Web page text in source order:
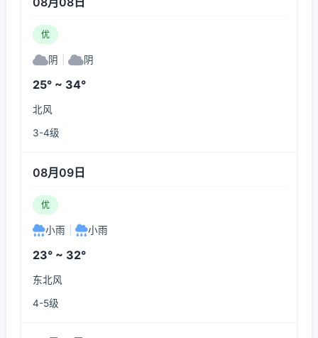
优
阴 阴
25° ~ 34°
北风
3-4级
08月09日
优
小雨 小雨
23° ~ 32°
东北风
4-5级